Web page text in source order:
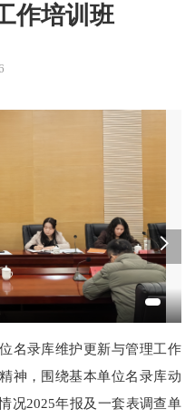
作培训班
名录库维护更新与管理工作
神， 围绕基本单位名录库动
况2025年报及一套表调查单